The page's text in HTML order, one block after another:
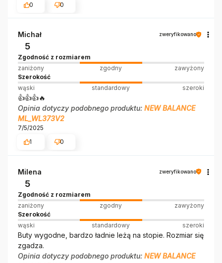
0
0
Michał zweryfikowano
5
Zgodność z rozmiarem
zaniżony
zgodny
zawyżony
Szerokość
wąski
standardowy szeroki
👍️👍️👍️🔥
Opinia dotyczy podobnego produktu: NEW BALANCE
ML_WL373V2
7/5/2025
1
0
Milena zweryfikowano
5
Zgodność z rozmiarem
zaniżony
zgodny
zawyżony
Szerokość
wąski
standardowy szeroki
Buty wygodne, bardzo ładnie leżą na stopie. Rozmiar się
zgadza.
Opinia dotyczy podobnego produktu: NEW BALANCE